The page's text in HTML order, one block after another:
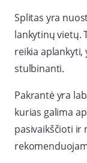
Splitas yra
lankytinų vietų.
reikia
stulbinanti.
Pakrantė yra
kurias galima
pasivaikščioti ir